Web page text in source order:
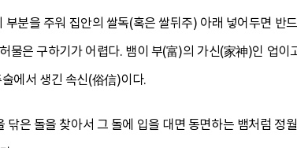
분을 주워 집안의 쌀독(혹은 쌀뒤주) 아래 넣어두면 반
은 구하기가 어렵다. 뱀이 부(富)의 가신(家神)인 업이
에서 생긴 속신(俗信)이다.
은 돌을 찾아서 그 돌에 입을 대면 동면하는 뱀처럼 정